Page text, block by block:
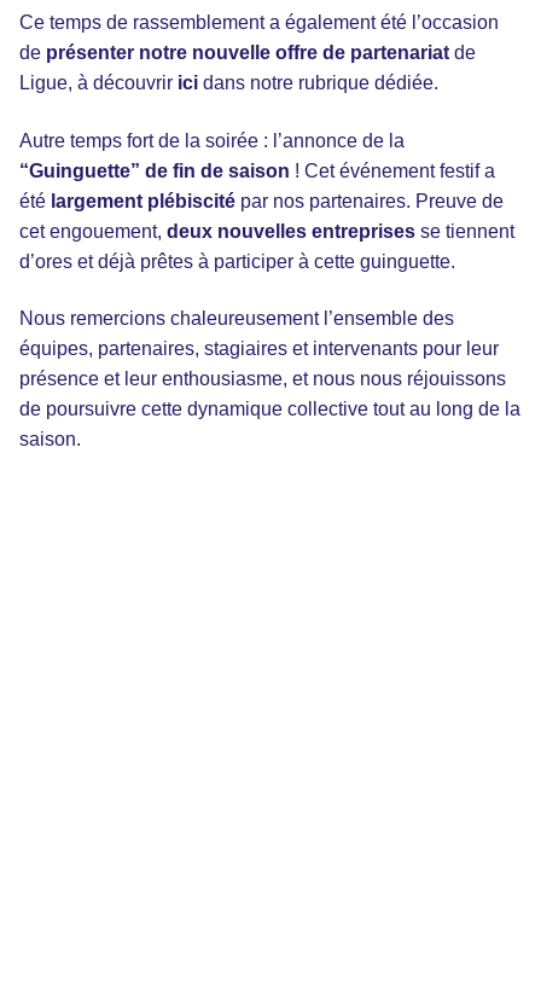
Ce temps de rassemblement a également été l’occasion
de présenter notre nouvelle offre de partenariat de
Ligue, à découvrir ici dans notre rubrique dédiée.
Autre temps fort de la soirée : l’annonce de la
“Guinguette” de fin de saison ! Cet événement festif a
été largement plébiscité par nos partenaires. Preuve de
cet engouement, deux nouvelles entreprises se tiennent
d’ores et déjà prêtes à participer à cette guinguette.
Nous remercions chaleureusement l’ensemble des
équipes, partenaires, stagiaires et intervenants pour leur
présence et leur enthousiasme, et nous nous réjouissons
de poursuivre cette dynamique collective tout au long de la
saison.